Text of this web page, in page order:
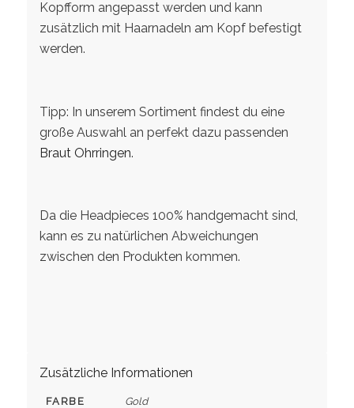
Kopfform angepasst werden und kann
zusätzlich mit Haarnadeln am Kopf befestigt
werden.
Tipp: In unserem Sortiment findest du eine
große Auswahl an perfekt dazu passenden
Braut Ohrringen.
Da die Headpieces 100% handgemacht sind,
kann es zu natürlichen Abweichungen
zwischen den Produkten kommen.
Zusätzliche Informationen
FARBE Gold